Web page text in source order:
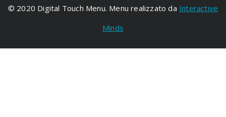
© 2020 Digital Touch Menu. Menu realizzato da Interactive
Minds